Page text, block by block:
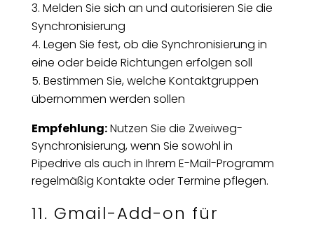
Melden Sie sich an und autorisieren Sie die
Synchronisierung
Legen Sie fest, ob die Synchronisierung in
eine oder beide Richtungen erfolgen soll
Bestimmen Sie, welche Kontaktgruppen
übernommen werden sollen
Empfehlung:Nutzen Sie die Zweiweg-
Synchronisierung, wenn Sie sowohl in
Pipedrive als auch in Ihrem E-Mail-Programm
regelmäßig Kontakte oder Termine pflegen.
11. Gmail-Add-on für